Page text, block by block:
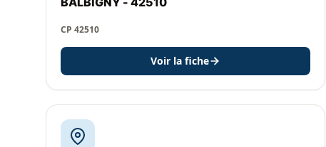
CP 42510
Voir la fiche